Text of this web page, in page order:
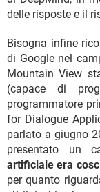
delle risposte e il
Bisogna infine
di Google nel
Mountain View
(capace di
programmatore
for Dialogue
parlato a giugno
presentato un
artificiale era
per quanto